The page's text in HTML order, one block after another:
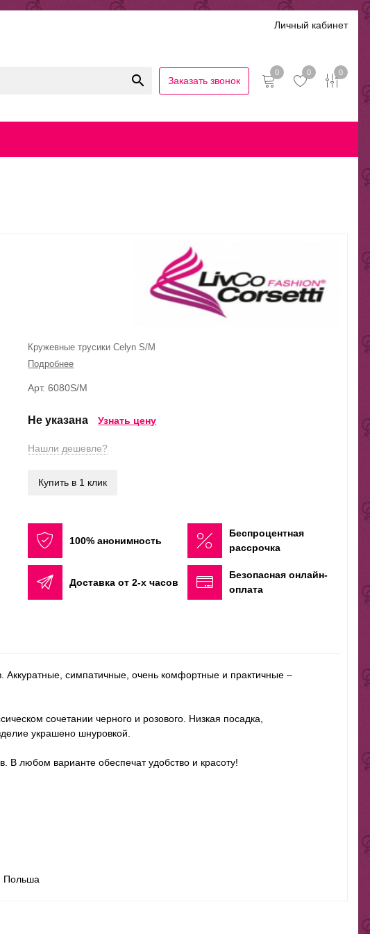
Личный кабинет
Заказать звонок
0 0 0
Кружевные трусики Celyn S/M
Подробнее
Арт. 6080S/M
Не указана Узнать цену
Нашли дешевле?
Купить в 1 клик
100% анонимность
Беспроцентная
рассрочка
Доставка от 2-х часов
Безопасная онлайн-
оплата
Аккуратные, симпатичные, очень комфортные и практичные –
сочетании черного и розового. Низкая посадка,
украшено шнуровкой.
В любом варианте обеспечат удобство и красоту!
Польша